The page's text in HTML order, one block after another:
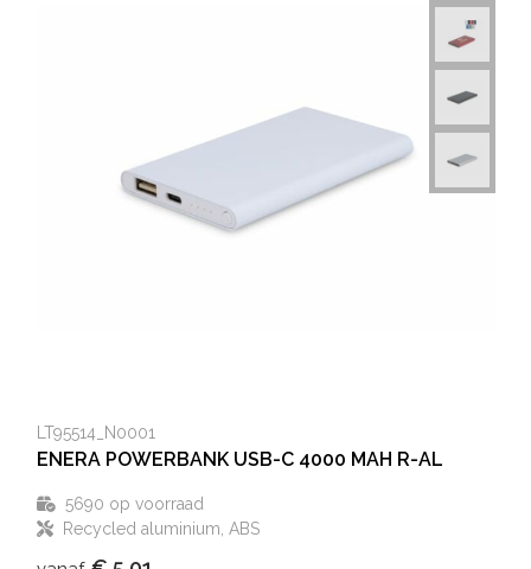
LT95514_N0001
ENERA POWERBANK USB-C 4000 MAH R-AL
5690 op voorraad
Recycled aluminium, ABS